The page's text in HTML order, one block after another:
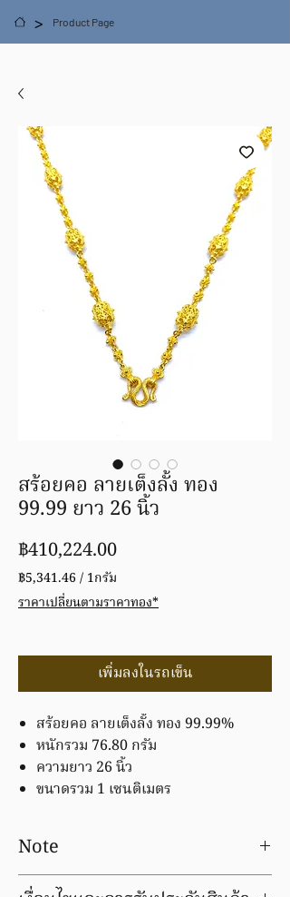
> Product Page
สร้อยคอ ลายเต็งลั้ง ทอง
99.99 ยาว 26 นิ้ว
฿410,224.00ราคา
฿5,341.46 / 1กรัม
฿5,341.46
ต่อ
ราคาเปลี่ยนตามราคาทอง*
เพิ่มลงในรถเข็น
สร้อยคอ ลายเต็งลั้ง ทอง 99.99%
หนักรวม 76.80 กรัม
ความยาว 26 นิ้ว
ขนาดรวม 1 เซนติเมตร
Note
Prices for precious metal products are